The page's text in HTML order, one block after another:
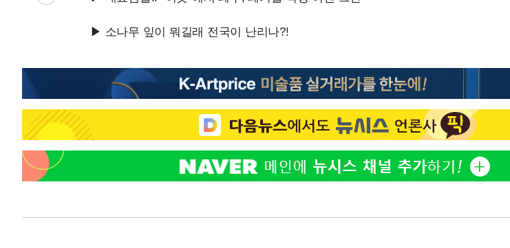
미 워싱턴주 스포캔 시의 통제불능 3개 산불, 방화선 일부 구축
우 0.49%↑
-10862초 전 >[속보] 이란 대통령 "지금 최고지도자와 소통하기가 매우 어려워"
취임 3년 인터뷰
1시간 전 > [속보] "이란-오만, 호르무즈 해협 통행 항로 합의" 이란 외무부 대변인
1
2